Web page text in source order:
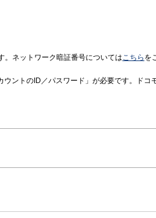
。ネットワーク暗証番号についてはこちら を
ントのID／パスワード」が必要です。ドコ